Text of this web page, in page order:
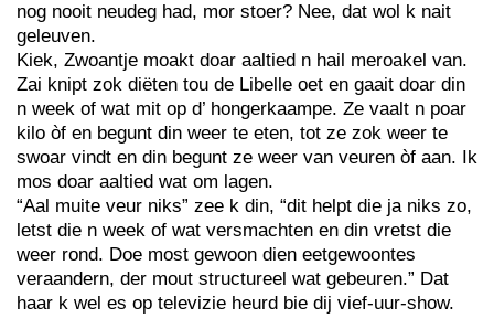
nog nooit neudeg had, mor stoer? Nee, dat wol k nait
geleuven.
Kiek, Zwoantje moakt doar aaltied n hail meroakel van.
Zai knipt zok diëten tou de Libelle oet en gaait doar din
n week of wat mit op d’ hongerkaampe. Ze vaalt n poar
kilo òf en begunt din weer te eten, tot ze zok weer te
swoar vindt en din begunt ze weer van veuren òf aan. Ik
mos doar aaltied wat om lagen.
“Aal muite veur niks” zee k din, “dit helpt die ja niks zo,
letst die n week of wat versmachten en din vretst die
weer rond. Doe most gewoon dien eetgewoontes
veraandern, der mout structureel wat gebeuren.” Dat
haar k wel es op televizie heurd bie dij vief-uur-show.